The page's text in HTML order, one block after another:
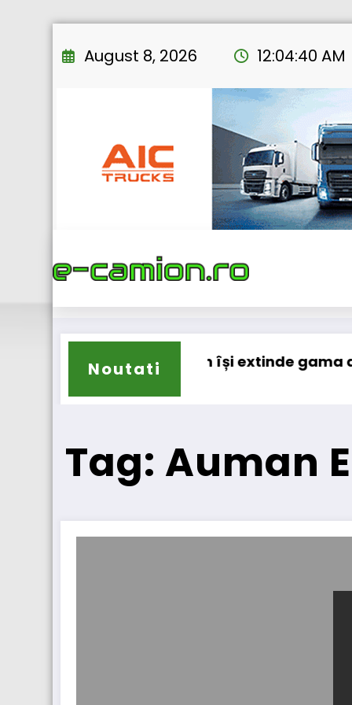
to
August 8, 2026 12:04:41 AM
Noutati
Sailun își extinde gama de anvelope
Tag: Auman